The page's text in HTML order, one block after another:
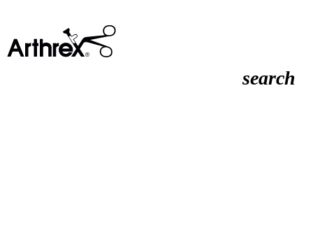
search